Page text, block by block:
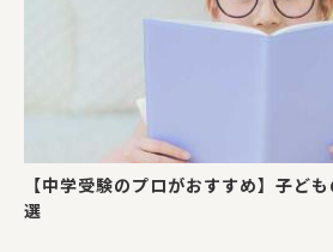
【中学受験のプロがおすすめ】子ど
選